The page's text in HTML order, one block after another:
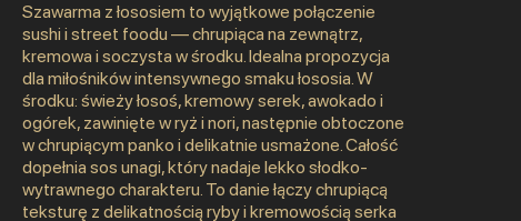
Szawarma z łososiem to wyjątkowe połączenie
sushi i street foodu — chrupiąca na zewnątrz,
kremowa i soczysta w środku. Idealna propozycja
dla miłośników intensywnego smaku łososia. W
środku: świeży łosoś, kremowy serek, awokado i
ogórek, zawinięte w ryż i nori, następnie obtoczone
w chrupiącym panko i delikatnie usmażone. Całość
dopełnia sos unagi, który nadaje lekko słodko-
wytrawnego charakteru. To danie łączy chrupiącą
teksturę z delikatnością ryby i kremowością serka